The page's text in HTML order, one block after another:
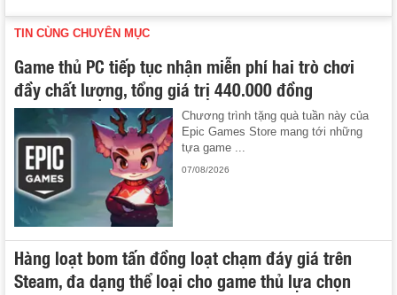
TIN CÙNG CHUYÊN MỤC
Game thủ PC tiếp tục nhận miễn phí hai trò chơi
đầy chất lượng, tổng giá trị 440.000 đồng
Chương trình tặng quà tuần này của
Epic Games Store mang tới những
tựa game ...
07/08/2026
Hàng loạt bom tấn đồng loạt chạm đáy giá trên
Steam, đa dạng thể loại cho game thủ lựa chọn